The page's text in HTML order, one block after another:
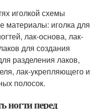
иголкой схемы
материалы: иголка для
лак-основа, лак-
для создания
разделения лаков,
лак-укрепляющего и
полосок.
ногти перед